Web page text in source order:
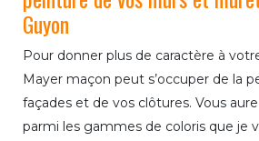
Guyon
Pour donner plus de caractère à
Mayer maçon peut s’occuper de la
façades et de vos clôtures. Vous
parmi les gammes de coloris que je